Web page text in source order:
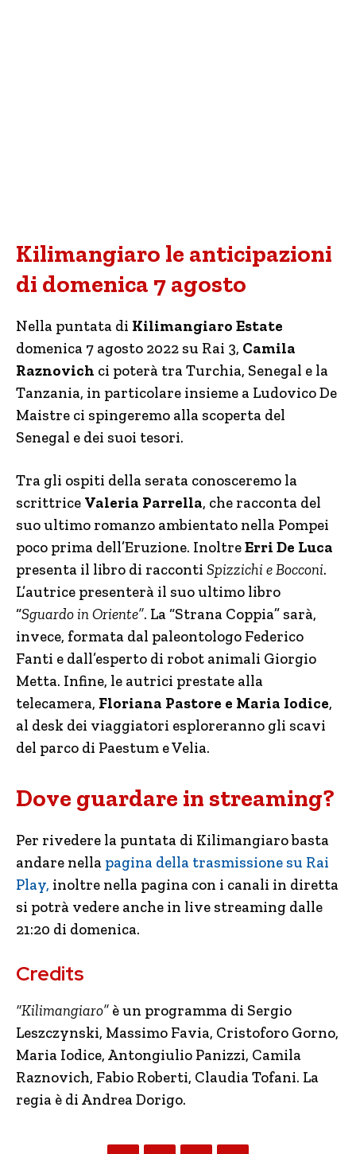
Kilimangiaro le anticipazioni
di domenica 7 agosto
Nella puntata di Kilimangiaro Estate
domenica 7 agosto 2022 su Rai 3, Camila
Raznovich ci poterà tra Turchia, Senegal e la
Tanzania, in particolare insieme a Ludovico De
Maistre ci spingeremo alla scoperta del
Senegal e dei suoi tesori.
Tra gli ospiti della serata conosceremo la
scrittrice Valeria Parrella, che racconta del
suo ultimo romanzo ambientato nella Pompei
poco prima dell’Eruzione. InoltreErri De Luca
presenta il libro di racconti Spizzichi e Bocconi.
L’autrice presenterà il suo ultimo libro
“Sguardo in Oriente”. La “Strana Coppia” sarà,
invece, formata dal paleontologo Federico
Fanti e dall’esperto di robot animali Giorgio
Metta. Infine, le autrici prestate alla
telecamera, Floriana Pastore e Maria Iodice,
al desk dei viaggiatori esploreranno gli scavi
del parco di Paestum e Velia.
Dove guardare in streaming?
Per rivedere la puntata di Kilimangiaro basta
andare nella pagina della trasmissione su Rai
Play, inoltre nella pagina con i canali in diretta
si potrà vedere anche in live streaming dalle
21:20 di domenica.
Credits
“Kilimangiaro” è un programma di Sergio
Leszczynski, Massimo Favia, Cristoforo Gorno,
Maria Iodice, Antongiulio Panizzi, Camila
Raznovich, Fabio Roberti, Claudia Tofani. La
regia è di Andrea Dorigo.